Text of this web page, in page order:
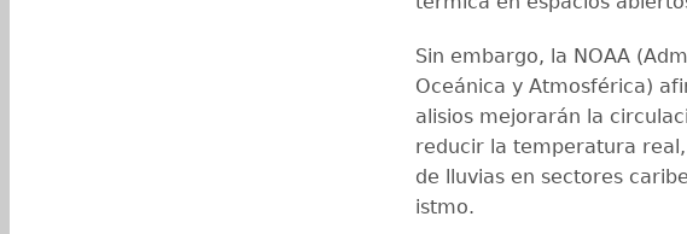
Sin embargo, la NOAA
Oceánica y Atmosférica)
alisios mejorarán la
reducir la temperatura
de lluvias en sectores
istmo.